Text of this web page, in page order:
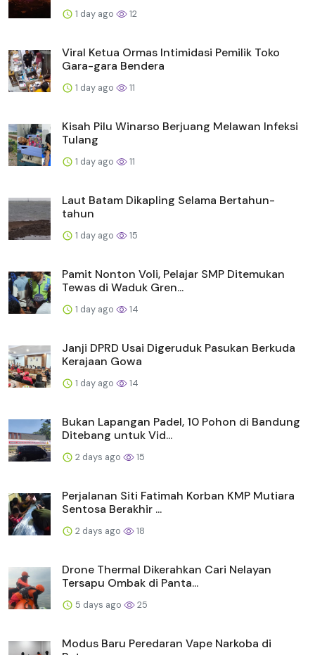
1 day ago 12
Viral Ketua Ormas Intimidasi Pemilik Toko
Gara-gara Bendera
1 day ago 11
Kisah Pilu Winarso Berjuang Melawan Infeksi
Tulang
1 day ago 11
Laut Batam Dikapling Selama Bertahun-
tahun
1 day ago 15
Pamit Nonton Voli, Pelajar SMP Ditemukan
Tewas di Waduk Gren...
1 day ago 14
Janji DPRD Usai Digeruduk Pasukan Berkuda
Kerajaan Gowa
1 day ago 14
Bukan Lapangan Padel, 10 Pohon di Bandung
Ditebang untuk Vid...
2 days ago 15
Perjalanan Siti Fatimah Korban KMP Mutiara
Sentosa Berakhir ...
2 days ago 18
Drone Thermal Dikerahkan Cari Nelayan
Tersapu Ombak di Panta...
5 days ago 25
Modus Baru Peredaran Vape Narkoba di